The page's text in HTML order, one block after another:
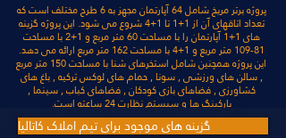
پروژه برتر مریخ شامل 64 آپارتمان مجهز به 6 طرح مختلف است که
تعداد اتاقهای آن از 1+1 تا 1+4 شروع می شود. این پروژه گزینه
های 1+1 آپارتمان را با مساحت 60 متر مربع و 1+2 با مساحت
81-109 متر مربع و 1+4 با مساحت 162 متر مربع ارائه می دهد.
این پروژه همچنین شامل استخرهای شنا با مساحت 150 متر مربع
, سالن های ورزشی , سونا , حمام های لوکس ترکیه , باغ های
کشاورزی , فضاهای بازی کودکان , فضاهای کباب , سینما ,
پارکینگ ها و سیستم نظارت 24 ساعته است.
گزینه های موجود برای تیم املاک کاتالیا